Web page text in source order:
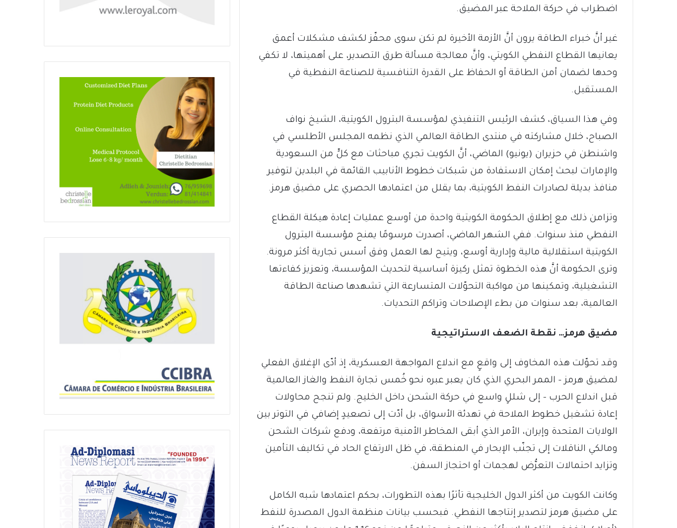
اضطراب في حركة الملاحة عبر المضيق.
غير أنَّ خبراء الطاقة يرون أنَّ الأزمة الأخيرة لم تكن سوى محفّز لكشف مشكلات أعمق
يعانيها القطاع النفطي الكويتي، وأنَّ معالجة مسألة طرق التصدير، على أهميتها، لا تكفي
وحدها لضمان أمن الطاقة أو الحفاظ على القدرة التنافسية للصناعة النفطية في
المستقبل.
وفي هذا السياق، كشف الرئيس التنفيذي لمؤسسة البترول الكويتية، الشيخ نواف
الصباح، خلال مشاركته في منتدى الطاقة العالمي الذي نظمه المجلس الأطلسي في
واشنطن في حزيران (يونيو) الماضي، أنَّ الكويت تجري مباحثات مع كلٍّ من السعودية
والإمارات لبحث إمكان الاستفادة من شبكات خطوط الأنابيب القائمة في البلدين لتوفير
منافذ بديلة لصادرات النفط الكويتية، بما يقلل من اعتمادها الحصري على مضيق هرمز.
وتزامن ذلك مع إطلاق الحكومة الكويتية واحدة من أوسع عمليات إعادة هيكلة القطاع
النفطي منذ سنوات. ففي الشهر الماضي، أصدرت مرسومًا يمنح مؤسسة البترول
الكويتية استقلالية مالية وإدارية أوسع، ويتيح لها العمل وفق أسس تجارية أكثر مرونة.
وترى الحكومة أنَّ هذه الخطوة تمثل ركيزة أساسية لتحديث المؤسسة، وتعزيز كفاءتها
التشغيلية، وتمكينها من مواكبة التحوّلات المتسارعة التي تشهدها صناعة الطاقة
العالمية، بعد سنوات من بطء الإصلاحات وتراكم التحديات.
مضيق هرمز… نقطة الضعف الاستراتيجية
وقد تحوّلت هذه المخاوف إلى واقعٍ مع اندلاع المواجهة العسكرية، إذ أدّى الإغلاق الفعلي
لمضيق هرمز – الممر البحري الذي كان يعبر عبره نحو خُمس تجارة النفط والغاز العالمية
قبل اندلاع الحرب – إلى شللٍ واسع في حركة الشحن داخل الخليج. ولم تنجح محاولات
إعادة تشغيل خطوط الملاحة في تهدئة الأسواق، بل أدّت إلى تصعيدٍ إضافي في التوتر بين
الولايات المتحدة وإيران، الأمر الذي أبقى المخاطر الأمنية مرتفعة، ودفع شركات الشحن
ومالكي الناقلات إلى تجنّب الإبحار في المنطقة، في ظل الارتفاع الحاد في تكاليف التأمين
وتزايد احتمالات التعرُّض لهجمات أو احتجاز السفن.
وكانت الكويت من أكثر الدول الخليجية تأثرًا بهذه التطورات، بحكم اعتمادها شبه الكامل
على مضيق هرمز لتصدير إنتاجها النفطي. فبحسب بيانات منظمة الدول المصدرة للنفط